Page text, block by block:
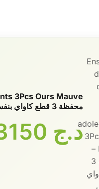
محفظة 3 قطع كاواي بنفسجي
د.ج